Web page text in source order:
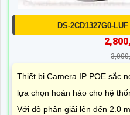
DS-2CD1327G0-
Thiết bị Camera IP POE sắc
lựa chọn hoàn hảo cho hệ
Với độ phân giải lên đến 2.0